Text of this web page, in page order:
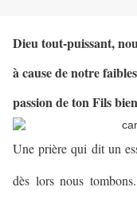
Dieu tout-puissant,
à cause de notre
passion de ton Fils
Une prière qui dit un
dès lors nous